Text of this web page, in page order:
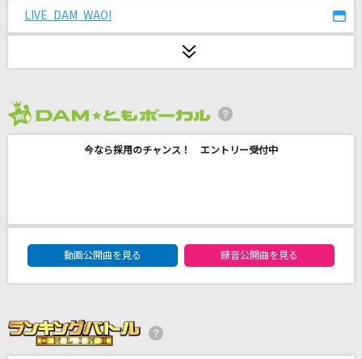
BE THE MONSTER(feat. KOPERU,Cosaqu,KB
D,KennyDoes,teppei,コーラ,KZ,ILL SWAG GAG
[オリカラ]色は匂へど 散りぬるを
幽閉サテライト
Spectrum
Survive Said The Prophet
ClariS
LIVE DAM WAO!
今なら採用のチャンス！ エントリー受付中
DAM★ともボーカルエントリーランキング
動画公開曲を見る
録音公開曲を見る